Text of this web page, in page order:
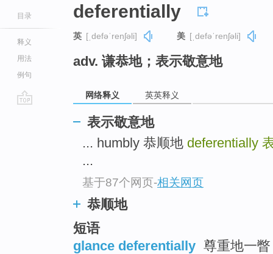
目录
释义
用法
例句
deferentially
英 [ˌdefəˈrenʃəli] 美 [ˌdefəˈrenʃəli]
adv. 谦恭地；表示敬意地
网络释义 英英释义
表示敬意地
... humbly 恭顺地 deferentially
...
基于87个网页-相关网页
恭顺地
短语
glance deferentially 尊重地一瞥